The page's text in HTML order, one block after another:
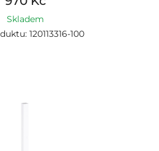
Skladem
120113316-100